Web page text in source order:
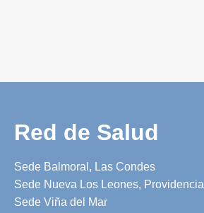
Red de Salud
Sede Balmoral, Las Condes
Sede Nueva Los Leones, Providencia
Sede Viña del Mar